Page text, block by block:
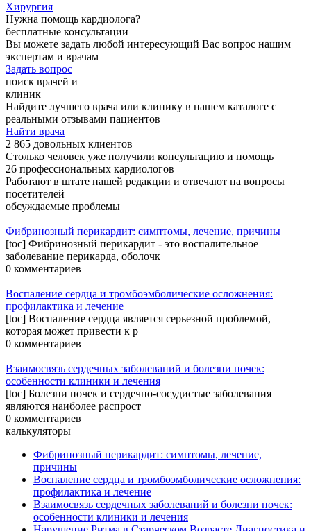
Хирургия
Нужна помощь кардиолога?
бесплатные консультации
Вы можете задать любой интересующий Вас вопрос нашим
экспертам и врачам
Задать вопрос
поиск врачей и
клиник
Найдите лучшего врача или клинику в нашем каталоге с
реальными отзывами пациентов
Найти врача
2 865 довольных клиентов
Столько человек уже получили консультацию и помощь
26 профессиональных кардиологов
Работают в штате нашей редакции и отвечают на вопросы
посетителей
обсуждаемые проблемы
Фибринозный перикардит: симптомы, лечение, причины
[toc] Фибринозный перикардит - это воспалительное
заболевание перикарда, оболочк
0 комментариев
Воспаление сердца и тромбоэмболические осложнения:
профилактика и лечение
[toc] Воспаление сердца является серьезной проблемой,
которая может привести к р
0 комментариев
Взаимосвязь сердечных заболеваний и болезни почек:
особенности клиники и лечения
[toc] Болезни почек и сердечно-сосудистые заболевания
являются наиболее распрост
0 комментариев
калькуляторы
Фибринозный перикардит: симптомы, лечение,
причины
Воспаление сердца и тромбоэмболические осложнения:
профилактика и лечение
Взаимосвязь сердечных заболеваний и болезни почек:
особенности клиники и лечения